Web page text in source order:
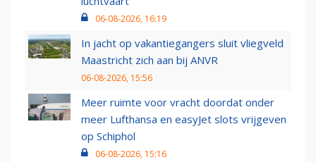
06-08-2026, 16:19
In jacht op vakantiegangers sluit vliegveld
Maastricht zich aan bij ANVR
06-08-2026, 15:56
Meer ruimte voor vracht doordat onder
meer Lufthansa en easyJet slots vrijgeven
op Schiphol
06-08-2026, 15:16